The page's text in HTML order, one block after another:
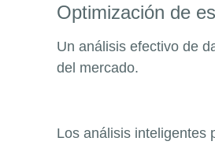
Optimización de
Un análisis efectivo de
del mercado.
Los análisis inteligentes